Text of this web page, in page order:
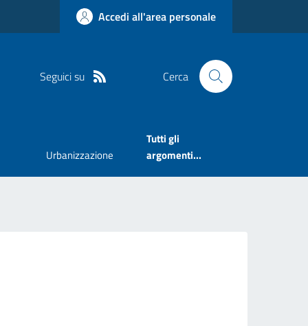
Accedi all'area personale
Seguici su Cerca
Urbanizzazione
Tutti gli
argomenti...